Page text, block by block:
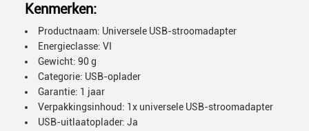
Kenmerken:
Productnaam: Universele USB-stroomadapter
Energieclasse: VI
Gewicht: 90 g
Categorie: USB-oplader
Garantie: 1 jaar
Verpakkingsinhoud: 1x universele USB-stroomadapter
USB-uitlaatoplader: Ja